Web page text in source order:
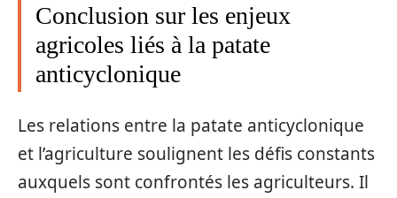
Conclusion sur les enjeux
agricoles liés à la patate
anticyclonique
Les relations entre la patate anticyclonique
et l’agriculture soulignent les défis constants
auxquels sont confrontés les agriculteurs. Il